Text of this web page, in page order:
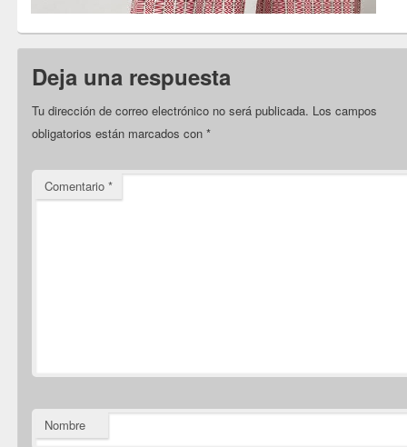
Deja una respuesta
Tu dirección de correo electrónico no será publicada. Los campos
obligatorios están marcados con*
Comentario*
Nombre